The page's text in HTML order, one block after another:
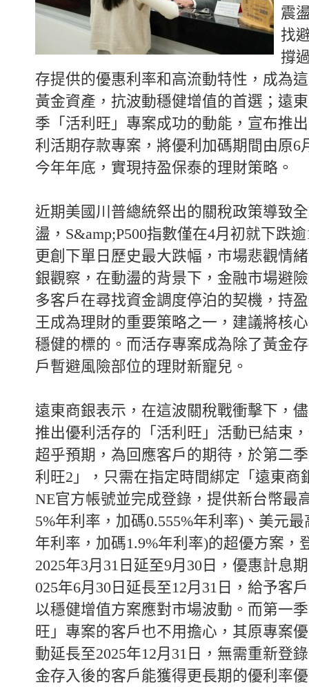
震
找
撐
存提供的優惠利率和高流動特性，成為
黃金資產，抗波動穩健增值的首選；遠
季「活利旺」專案成功的動能，宣布推
利活期存款專案，將優利加碼期間由原6
今年年底，實現持盈保泰的理財策略。
近期美國川普總統祭出的關稅政策導致
盪，S&amp;P500指數僅在4月初就下跌
更創下單日歷史最大跌幅，市場悲觀情
銀觀察，在動盪的背景下，金融市場避
多客戶在尋找資金調度停泊的契機，持
王成為理財的重要策略之一，建議將核
穩健的標的。而活存專案成為除了黃金
戶暫避風險部位的理財新寵兒。
遠東商銀表示，在這波關稅戰衝擊下，
推出優利活存的「活利旺」活動已結束
超乎預期，為回應客戶的期待，於第二
利旺2」，只需在指定時間綁定「遠東商
NE官方帳號並完成登錄，提供新台幣最
5%年利率，加碼0.555%年利率)、美元最
年利率，加碼1.9%年利率)的超優方案，
2025年3月31日延至9月30日，優惠計息
025年6月30日延長至12月31日，給予客
以穩健增值方案應對市場波動。而第一
旺」專案的客戶也不用擔心，其原專案
動延長至2025年12月31日，無需重新登
金存入後的客戶能獲得更長期的優利率